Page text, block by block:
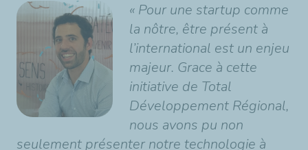
« Pour une startup comme
la nôtre, être présent à
l’international est un enjeu
majeur. Grace à cette
initiative de Total
Développement Régional,
nous avons pu non
seulement présenter notre technologie à